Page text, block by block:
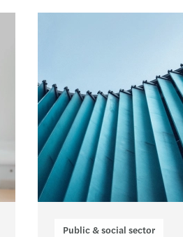
Le
Lille
Lyon
Public & social sector